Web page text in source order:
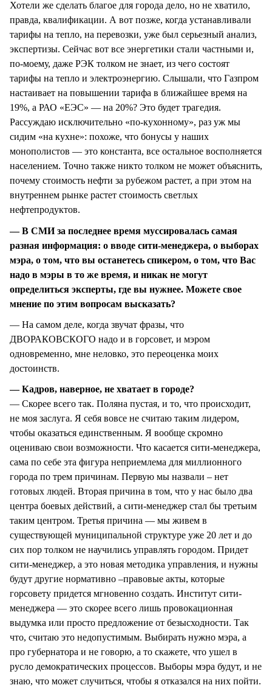
Хотели же сделать благое для города дело, но не хватило,
правда, квалификации. А вот позже, когда устанавливали
тарифы на тепло, на перевозки, уже был серьезный анализ,
экспертизы. Сейчас вот все энергетики стали частными и,
по-моему, даже РЭК толком не знает, из чего состоят
тарифы на тепло и электроэнергию. Слышали, что Газпром
настаивает на повышении тарифа в ближайшее время на
19%, а РАО «ЕЭС» — на 20%? Это будет трагедия.
Рассуждаю исключительно «по-кухонному», раз уж мы
сидим «на кухне»: похоже, что бонусы у наших
монополистов — это константа, все остальное восполняется
населением. Точно также никто толком не может объяснить,
почему стоимость нефти за рубежом растет, а при этом на
внутреннем рынке растет стоимость светлых
нефтепродуктов.
— В СМИ за последнее время муссировалась самая
разная информация: о вводе сити-менеджера, о выборах
мэра, о том, что вы останетесь спикером, о том, что Вас
надо в мэры в то же время, и никак не могут
определиться эксперты, где вы нужнее. Можете свое
мнение по этим вопросам высказать?
— На самом деле, когда звучат фразы, что
ДВОРАКОВСКОГО надо и в горсовет, и мэром
одновременно, мне неловко, это переоценка моих
достоинств.
— Кадров, наверное, не хватает в городе?
— Скорее всего так. Поляна пустая, и то, что происходит,
не моя заслуга. Я себя вовсе не считаю таким лидером,
чтобы оказаться единственным. Я вообще скромно
оцениваю свои возможности. Что касается сити-менеджера,
сама по себе эта фигура неприемлема для миллионного
города по трем причинам. Первую мы назвали – нет
готовых людей. Вторая причина в том, что у нас было два
центра боевых действий, а сити-менеджер стал бы третьим
таким центром. Третья причина — мы живем в
существующей муниципальной структуре уже 20 лет и до
сих пор толком не научились управлять городом. Придет
сити-менеджер, а это новая методика управления, и нужны
будут другие нормативно –правовые акты, которые
горсовету придется мгновенно создать. Институт сити-
менеджера — это скорее всего лишь провокационная
выдумка или просто предложение от безысходности. Так
что, считаю это недопустимым. Выбирать нужно мэра, а
про губернатора и не говорю, а то скажете, что ушел в
русло демократических процессов. Выборы мэра будут, и не
знаю, что может случиться, чтобы я отказался на них пойти.